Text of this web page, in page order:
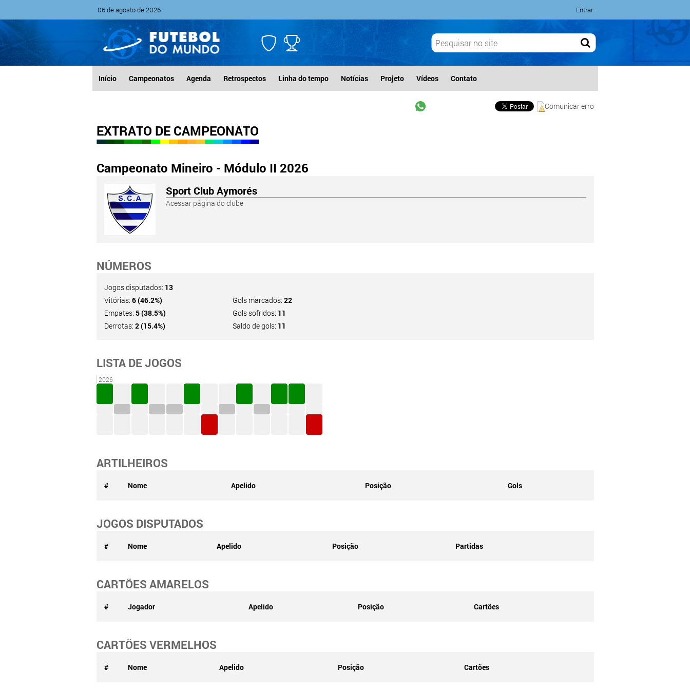
06 de agosto de 2026 Entrar
Início Campeonatos Agenda Retrospectos Linha do tempo Notícias Projeto Vídeos Contato
Comunicar erro
EXTRATO DE CAMPEONATO
Campeonato Mineiro - Módulo II 2026
Sport Club Aymorés
Acessar página do clube
NÚMEROS
Jogos disputados: 13
Vitórias: 6 (46.2%)
Empates: 5 (38.5%)
Derrotas: 2 (15.4%)
Gols marcados: 22
Gols sofridos: 11
Saldo de gols: 11
LISTA DE JOGOS
2026
ARTILHEIROS
# Nome Apelido Posição Gols
JOGOS DISPUTADOS
# Nome Apelido Posição Partidas
CARTÕES AMARELOS
# Jogador Apelido Posição Cartões
CARTÕES VERMELHOS
# Nome Apelido Posição Cartões